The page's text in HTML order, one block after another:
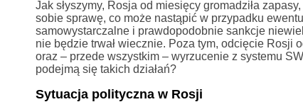
Jak słyszymy, Rosja od miesięcy gromadziła
sobie sprawę, co może nastąpić w przypadku
samowystarczalne i prawdopodobnie sankcje
nie będzie trwał wiecznie. Poza tym, odcięcie
oraz – przede wszystkim – wyrzucenie z systemu
podejmą się takich działań?
Sytuacja polityczna w Rosji